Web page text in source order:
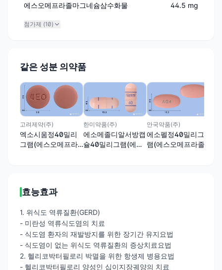
에스오메프라졸마그네슘삼수화물 44.5 mg
첨가제 (10)
같은 성분 의약품
고려제약(주)
엑소시움정40밀리
그램(에스오메프라
한미약품(주)
에소메졸디알서방캡
슐40밀리그램(에스
안국약품(주)
에소펠정40밀리그
램(에스오메프라졸
효능효과
1. 위식도 역류질환(GERD)
- 미란성 역류식도염의 치료
- 식도염 환자의 재발방지를 위한 장기간 유지요법
- 식도염이 없는 위식도 역류질환의 증상치료요법
2. 헬리코박터필로리 박멸을 위한 항생제 병용요법
- 헬리코박터필로리 양성인 십이지장궤양의 치료